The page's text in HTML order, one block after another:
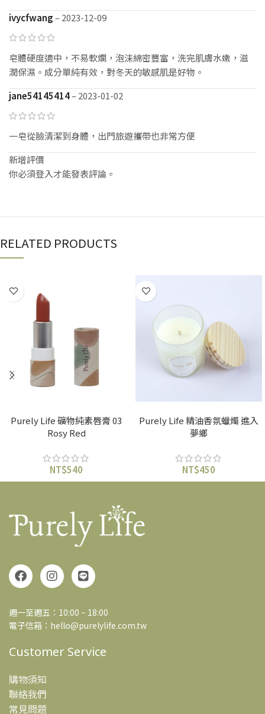
ivycfwang–2023-12-09
皂體硬度適中，不易軟爛，泡沫綿密豐富，洗完肌膚水嫩，滋
潤保濕。成分單純有效，對冬天的敏感肌是好物。
jane54145414–2023-01-02
一皂從臉清潔到身體，出門旅遊攜帶也非常方便
新增評價
你必須登入才能發表評論。
RELATED PRODUCTS
Purely Life 礦物純素唇膏 03
Rosy Red
NT$540
Purely Life 精油香氛蠟燭 進入
夢鄉
NT$450
週一至週五：10:00 ~ 18:00
電子信箱：hello@purelylife.com.tw
Customer Service
購物須知
聯絡我們
常見問題